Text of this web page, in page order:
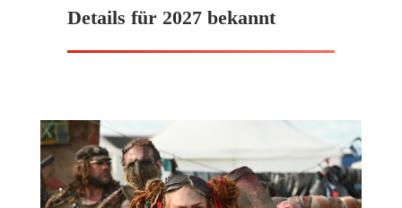
Details für 2027 bekannt